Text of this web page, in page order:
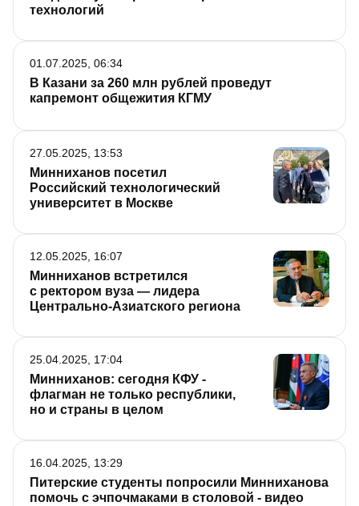
технологий
В Казани за 260 млн рублей проведут
капремонт общежития КГМУ
01.07.2025, 06:34
Минниханов посетил
Российский технологический
университет в Москве
27.05.2025, 13:53
Минниханов встретился
с ректором вуза — лидера
Центрально-Азиатского региона
12.05.2025, 16:07
Минниханов: сегодня КФУ -
флагман не только республики,
но и страны в целом
25.04.2025, 17:04
Питерские студенты попросили Минниханова
помочь с эчпочмаками в столовой - видео
16.04.2025, 13:29